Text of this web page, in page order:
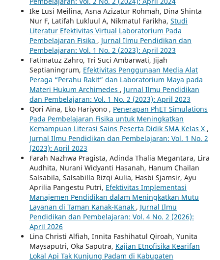
Ike Lusi Meilina, Asna Azizatur Rohmah, Dina Shinta
Nur F, Latifah Lukluul A, Nikmatul Farikha, Studi
Literatur Efektivitas Virtual Laboratorium Pada
Pembelajaran Fisika , Jurnal Ilmu Pendidikan dan
Pembelajaran: Vol. 1 No. 2 (2023): April 2023
Fatimatuz Zahro, Tri Suci Ambarwati, Jijah
Septianingrum, Efektivitas Penggunaan Media Alat
Peraga “Perahu Rakit” dan Laboratorium Maya pada
Materi Hukum Archimedes , Jurnal Ilmu Pendidikan
dan Pembelajaran: Vol. 1 No. 2 (2023): April 2023
Qori Aina, Eko Hariyono , Penerapan PhET Simulations
Pada Pembelajaran Fisika untuk Meningkatkan
Kemampuan Literasi Sains Peserta Didik SMA Kelas X ,
Jurnal Ilmu Pendidikan dan Pembelajaran: Vol. 1 No. 2
(2023): April 2023
Farah Nazhwa Pragista, Adinda Thalia Megantara, Lira
Audhita, Nurani Widyanti Hasanah, Hanum Chailan
Salsabila, Salsabilla Rizqi Aulia, Hasbi Sjamsir, Ayu
Aprilia Pangestu Putri, Efektivitas Implementasi
Manajemen Pendidikan dalam Meningkatkan Mutu
Layanan di Taman Kanak-Kanak , Jurnal Ilmu
Pendidikan dan Pembelajaran: Vol. 4 No. 2 (2026):
April 2026
Lina Christi Alfiah, Innita Fashihatul Qiroah, Yunita
Maysaputri, Oka Saputra, Kajian Etnofisika Kearifan
Lokal Api Tak Kunjung Padam di Kabupaten